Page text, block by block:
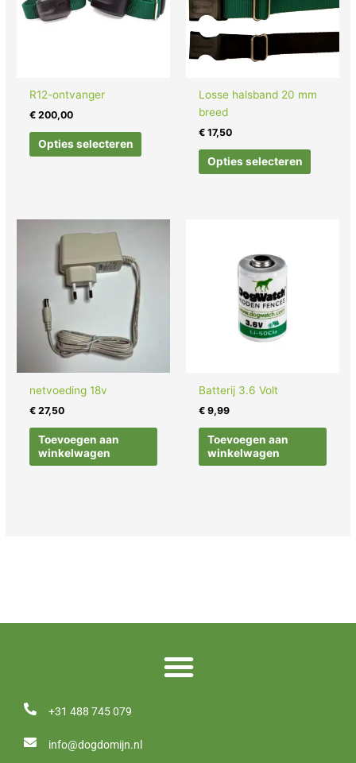
R12-ontvanger
€ 200,00
Opties selecteren
Losse halsband 20 mm
breed
€ 17,50
Opties selecteren
netvoeding 18v
€ 27,50
Toevoegen aan
winkelwagen
Batterij 3.6 Volt
€ 9,99
Toevoegen aan
winkelwagen
+31 488 745 079
info@dogdomijn.nl